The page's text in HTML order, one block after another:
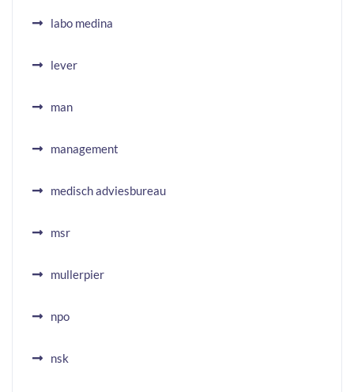
labo medina
lever
man
management
medisch adviesbureau
msr
mullerpier
npo
nsk